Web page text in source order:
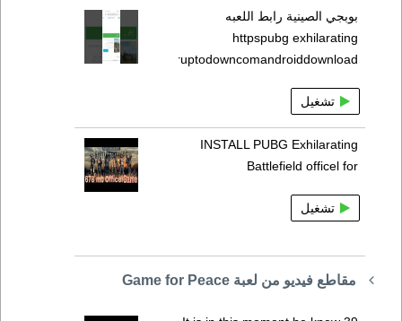
بوبجي الصينية رابط اللعبه
httpspubg exhilarating
battlefieldaruptodowncomandroiddownload
تشغيل
INSTALL PUBG Exhilarating
Battlefield officel for
تشغيل
مقاطع فيديو من لعبة Game for Peace